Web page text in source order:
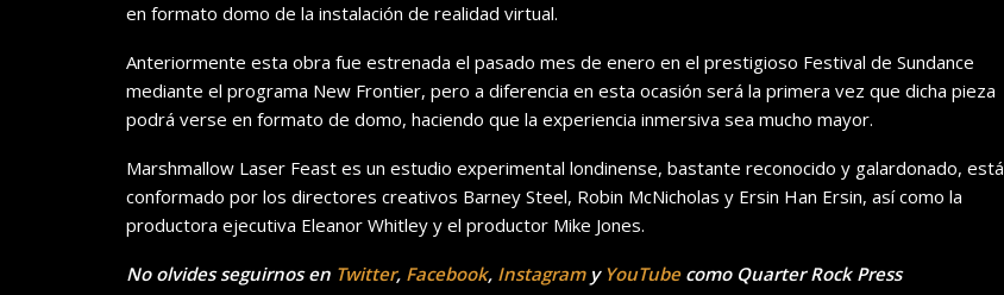
en formato domo de la instalación de realidad virtual.
Anteriormente esta obra fue estrenada el pasado mes de enero en el prestigioso Festival de Sundance
mediante el programa New Frontier, pero a diferencia en esta ocasión será la primera vez que dicha pieza
podrá verse en formato de domo, haciendo que la experiencia inmersiva sea mucho mayor.
Marshmallow Laser Feast es un estudio experimental londinense, bastante reconocido y galardonado, está
conformado por los directores creativos Barney Steel, Robin McNicholas y Ersin Han Ersin, así como la
productora ejecutiva Eleanor Whitley y el productor Mike Jones.
No olvides seguirnos en Twitter, Facebook, Instagramy YouTubecomo Quarter Rock Press